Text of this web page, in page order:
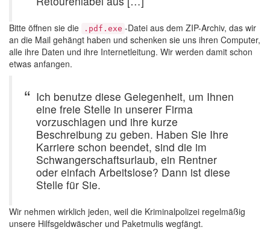
Bitte öffnen sie die .pdf.exe -Datei aus dem ZIP-Archiv, das wir
an die Mail gehängt haben und schenken sie uns ihren Computer,
alle ihre Daten und ihre Internetleitung. Wir werden damit schon
etwas anfangen.
Ich benutze diese Gelegenheit, um Ihnen
eine freie Stelle in unserer Firma
vorzuschlagen und ihre kurze
Beschreibung zu geben. Haben Sie Ihre
Karriere schon beendet, sind die im
Schwangerschaftsurlaub, ein Rentner
oder einfach Arbeitslose? Dann ist diese
Stelle für Sie.
Wir nehmen wirklich jeden, weil die Kriminalpolizei regelmäßig
unsere Hilfsgeldwäscher und Paketmulis wegfängt.